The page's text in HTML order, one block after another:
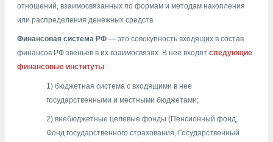
отношений, взаимосвязанных по формам и методам накопления
или распределения денежных средств.
Финансовая система РФ — это совокупность входящих в состав
финансов РФ звеньев в их взаимосвязях. В нее входят следующие
финансовые институты:
1) бюджетная система с входящими в нее
государственными и местными бюджетами;
2) внебюджетные целевые фонды (Пенсионный фонд,
Фонд государственного страхования, Государственный